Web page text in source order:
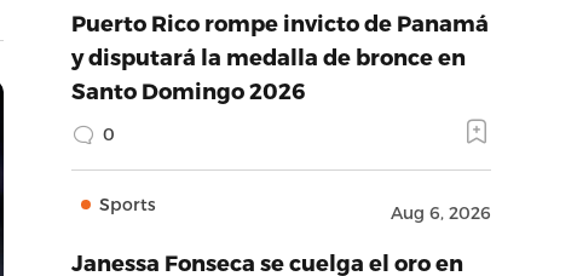
Puerto Rico rompe invicto de Panamá
y disputará la medalla de bronce en
Santo Domingo 2026
0
Sports Aug 6, 2026
Janessa Fonseca se cuelga el oro en